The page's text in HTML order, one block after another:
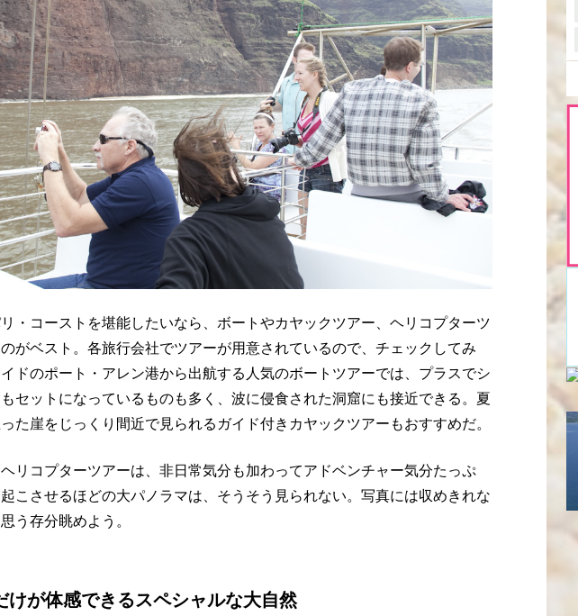
・コーストを堪能したいなら、ボートやカヤックツアー、ヘリコプターツ
がベスト。各旅行会社でツアーが用意されているので、チェックしてみ
ドのポート・アレン港から出航する人気のボートツアーでは、プラスでシ
セットになっているものも多く、波に侵食された洞窟にも接近できる。夏
た崖をじっくり間近で見られるガイド付きカヤックツアーもおすすめだ。
リコプターツアーは、非日常気分も加わってアドベンチャー気分たっぷ
こさせるほどの大パノラマは、そうそう見られない。写真には収めきれな
う存分眺めよう。
けが体感できるスペシャルな大自然